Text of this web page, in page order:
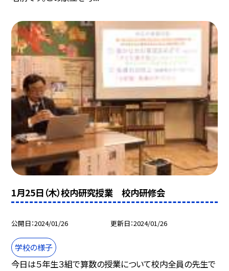
1月25日（木）校内研究授業 校内研修会
公開日 2024/01/26 更新日 2024/01/26
学校の様子
今日は５年生３組で算数の授業について校内全員の先生で